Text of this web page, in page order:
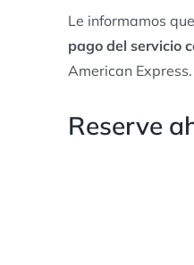
Le informamos
pago del servicio
American Express.
Reserve